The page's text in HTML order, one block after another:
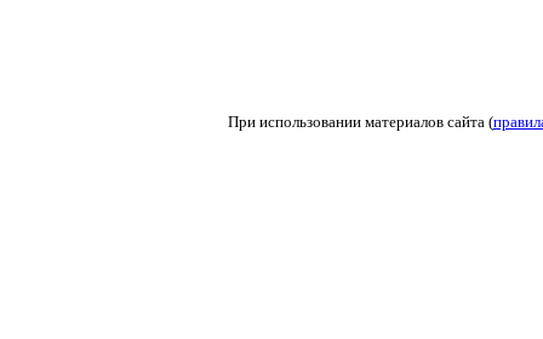
При использовании материалов сайта (